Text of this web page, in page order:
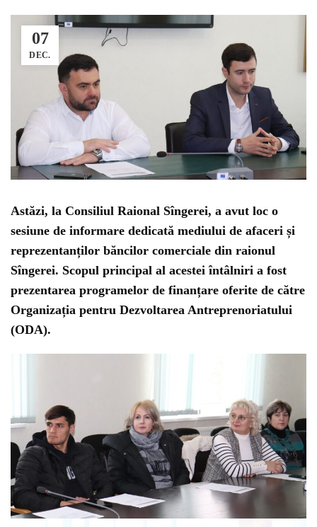
07
DEC.
Astăzi, la Consiliul Raional Sîngerei, a avut loc o
sesiune de informare dedicată mediului de afaceri și
reprezentanților băncilor comerciale din raionul
Sîngerei. Scopul principal al acestei întâlniri a fost
prezentarea programelor de finanțare oferite de către
Organizația pentru Dezvoltarea Antreprenoriatului
(ODA).